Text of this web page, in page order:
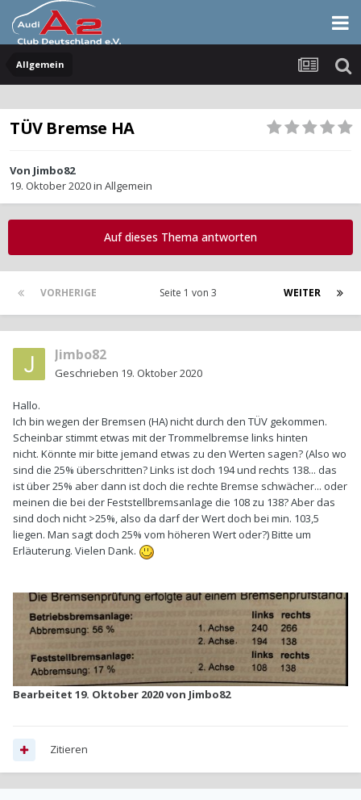
Allgemein
TÜV Bremse HA
Von Jimbo82
19. Oktober 2020in Allgemein
Auf dieses Thema antworten
VORHERIGE WEITER
Seite 1 von 3
Jimbo82
Geschrieben 19. Oktober 2020
Hallo.
Ich bin wegen der Bremsen (HA) nicht durch den TÜV gekommen.
Scheinbar stimmt etwas mit der Trommelbremse links hinten
nicht. Könnte mir bitte jemand etwas zu den Werten sagen? (Also wo
sind die 25% überschritten? Links ist doch 194 und rechts 138... das
ist über 25% aber dann ist doch die rechte Bremse schwächer... oder
meinen die bei der Feststellbremsanlage die 108 zu 138? Aber das
sind doch nicht >25%, also da darf der Wert doch bei min. 103,5
liegen. Man sagt doch 25% vom höheren Wert oder?) Bitte um
Erläuterung. Vielen Dank.
Bearbeitet 19. Oktober 2020von Jimbo82
Zitieren